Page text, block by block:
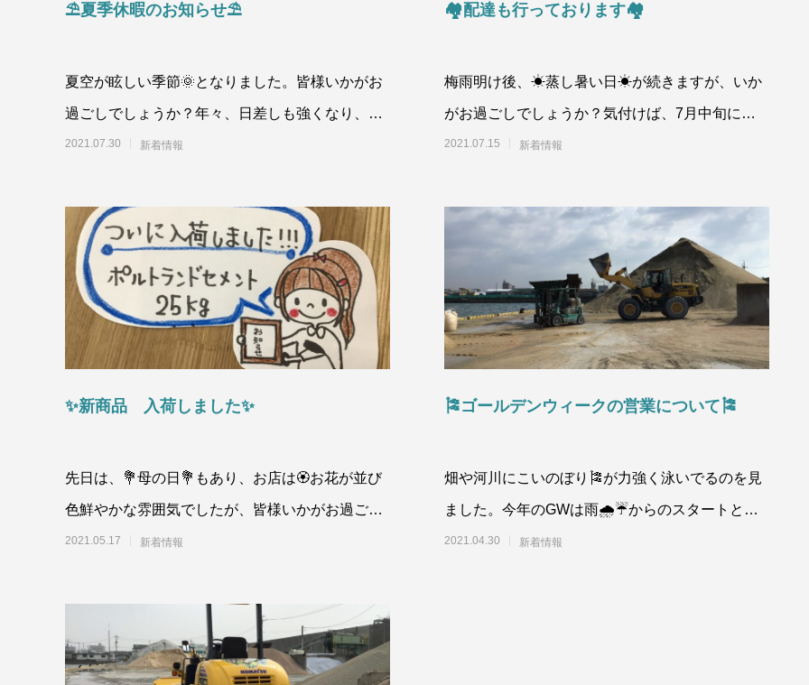
⛱夏季休暇のお知らせ⛱
夏空が眩しい季節🌞となりました。皆様いかがお
過ごしでしょうか？年々、日差しも強くなり、ク
ーラーなしでは過ごせない毎日です。 昨日お昼休
2021.07.30 新着情報
🏘配達も行っております🏘
梅雨明け後、☀蒸し暑い日☀が続きますが、いか
がお過ごしでしょうか？気付けば、7月中旬にな
っていました。七夕🎋は、何かお願い事され
2021.07.15 新着情報
✨新商品 入荷しました✨
先日は、💐母の日💐もあり、お店は🏵お花が並び
色鮮やかな雰囲気でしたが、皆様いかがお過ごし
でしょうか？私は、子どもからカーネーションを
2021.05.17 新着情報
🎏ゴールデンウィークの営業について🎏
畑や河川にこいのぼり🎏が力強く泳いでるのを見
ました。今年のGWは雨🌧☔からのスタートとな
り、どんよりしてしまいましたが、 庭をみると🏵
2021.04.30 新着情報